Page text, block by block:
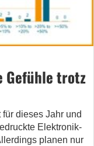
Gefühle trotz
dieses Jahr und
Elektronik-
planen nur